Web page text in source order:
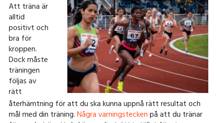
Att träna är
alltid
positivt och
bra för
kroppen.
Dock måste
träningen
följas av
rätt
återhämtning för att du ska kunna uppnå rätt resultat och
mål med din träning.Några varningsteckenpå att du tränar